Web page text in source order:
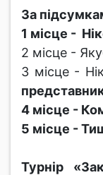
За
1 місце -
2 місце -
3 місце -
4 місце -
5 місце -
Турнір